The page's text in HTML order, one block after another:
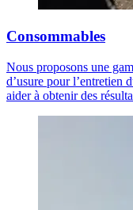
Consommables
Nous proposons une
d’usure pour l’entretien
aider à obtenir des